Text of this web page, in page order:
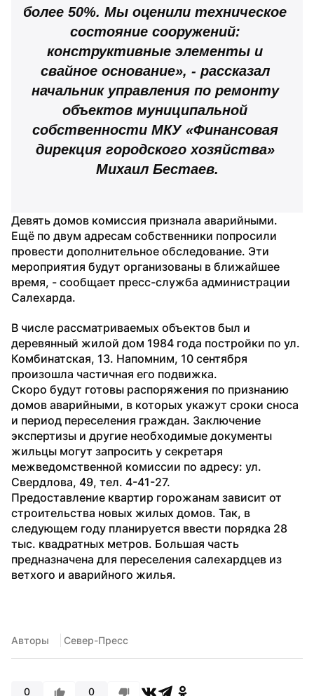
более 50%. Мы оценили техническое
состояние сооружений:
конструктивные элементы и
свайное основание», - рассказал
начальник управления по ремонту
объектов муниципальной
собственности МКУ «Финансовая
дирекция городского хозяйства»
Михаил Бестаев.
Девять домов комиссия признала аварийными.
Ещё по двум адресам собственники попросили
провести дополнительное обследование. Эти
мероприятия будут организованы в ближайшее
время, - сообщает пресс-служба администрации
Салехарда.
В числе рассматриваемых объектов был и
деревянный жилой дом 1984 года постройки по ул.
Комбинатская, 13. Напомним, 10 сентября
произошла частичная его подвижка.
Скоро будут готовы распоряжения по признанию
домов аварийными, в которых укажут сроки сноса
и период переселения граждан. Заключение
экспертизы и другие необходимые документы
жильцы могут запросить у секретаря
межведомственной комиссии по адресу: ул.
Свердлова, 49, тел. 4-41-27.
Предоставление квартир горожанам зависит от
строительства новых жилых домов. Так, в
следующем году планируется ввести порядка 28
тыс. квадратных метров. Большая часть
предназначена для переселения салехардцев из
ветхого и аварийного жилья.
Авторы Север-Пресс
0 0